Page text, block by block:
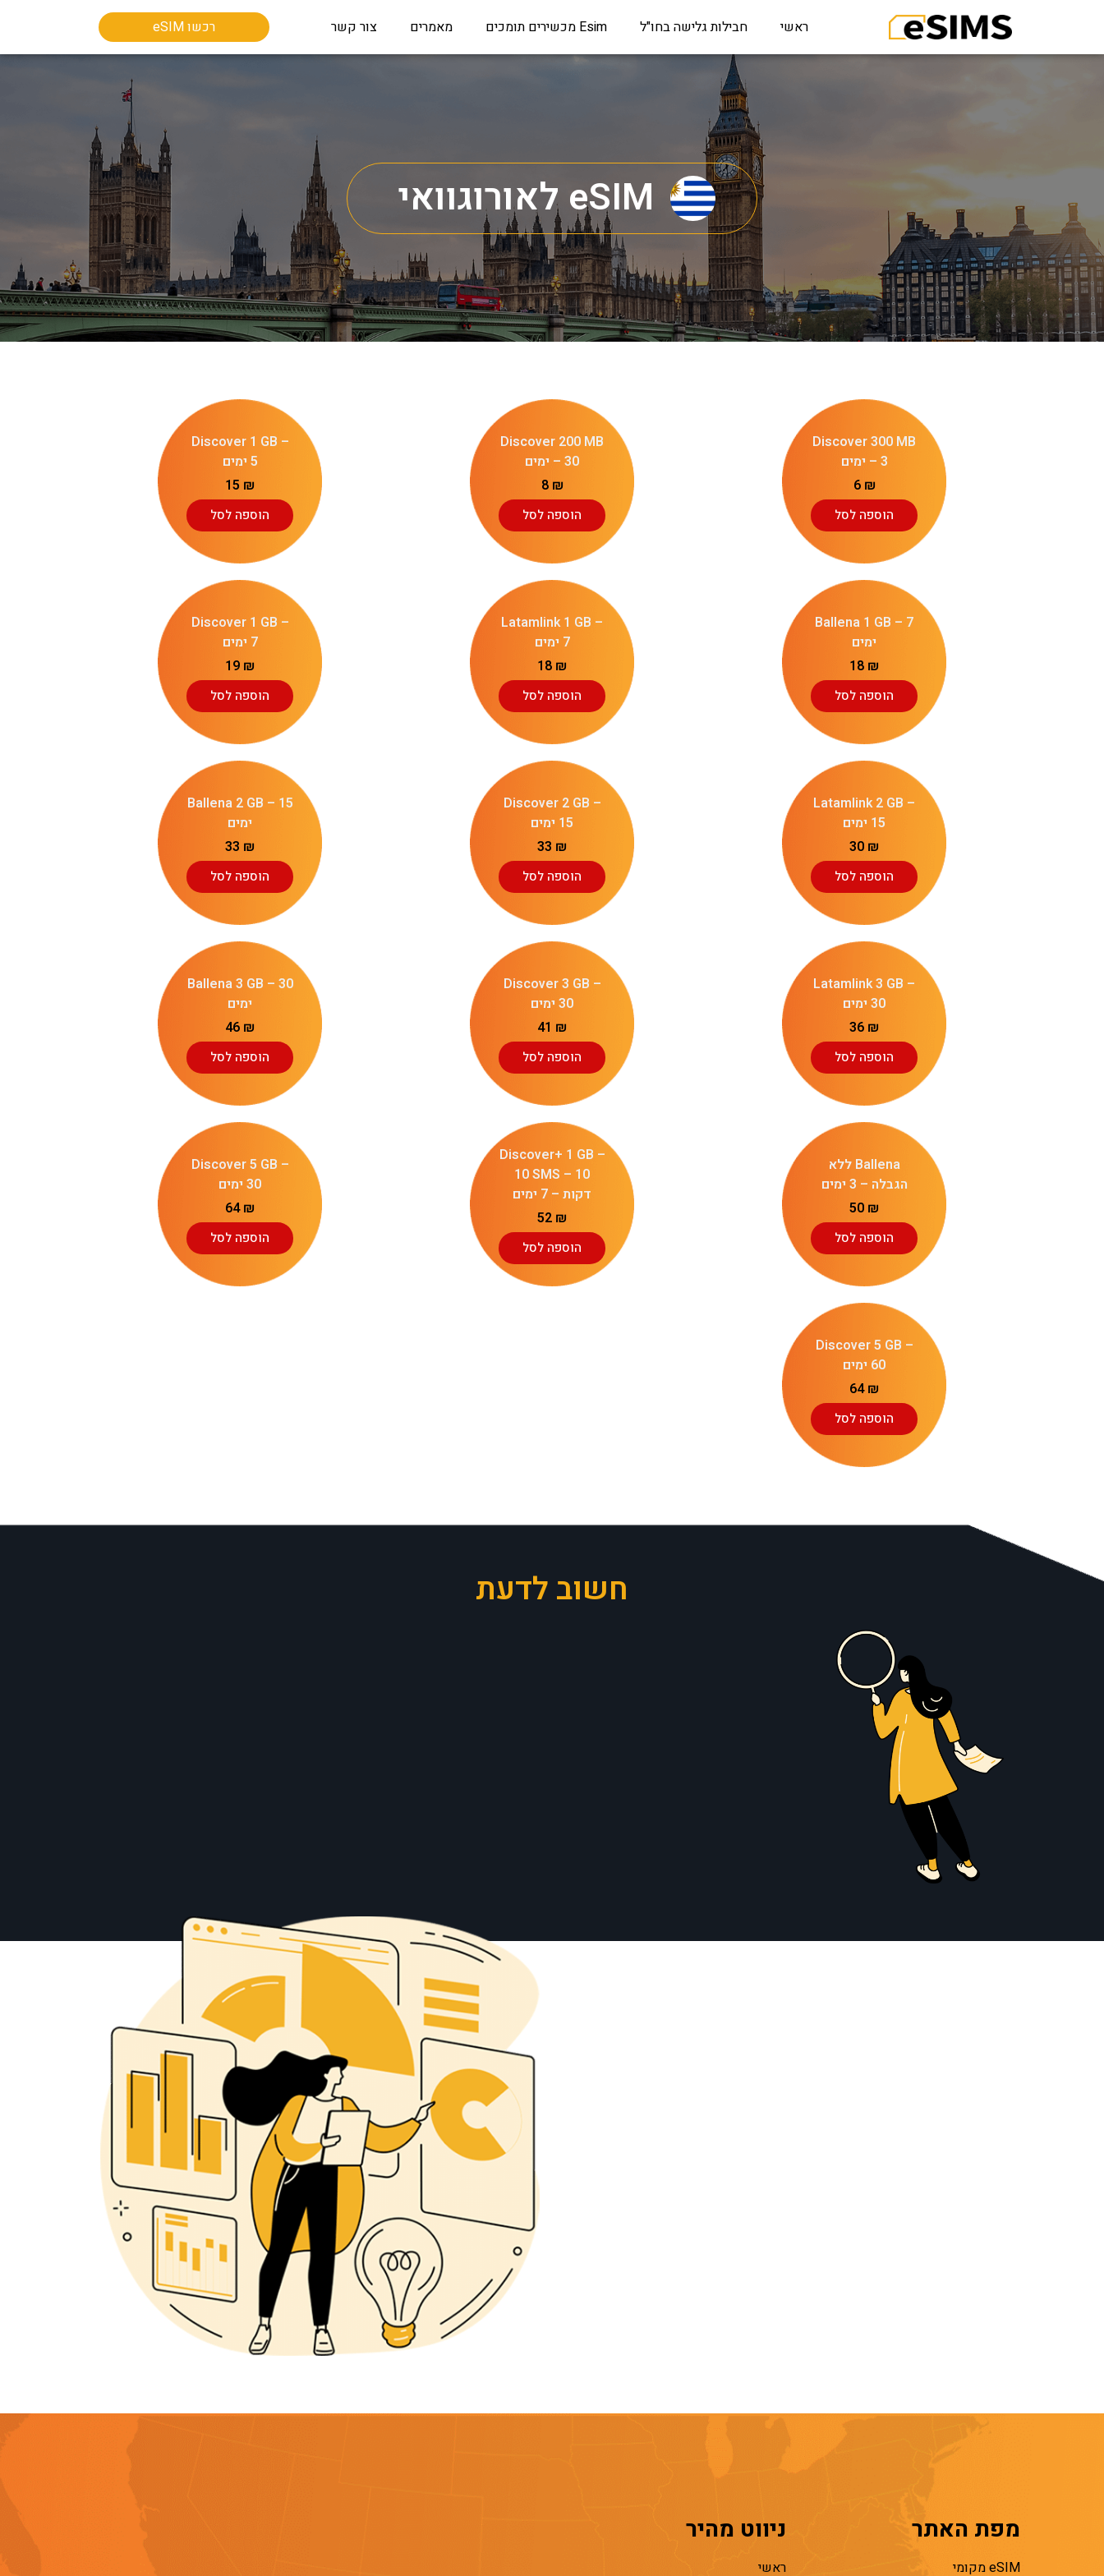
ראשי חבילות גלישה בחו"ל Esim מכשירים תומכים מאמרים צור קשר רכשו eSIM
eSIM לאורוגוואי
Discover 300 MB
– 3 ימים
6 ₪
הוספה לסל
Discover 200 MB
– 30 ימים
8 ₪
הוספה לסל
Discover 1 GB –
5 ימים
15 ₪
הוספה לסל
Ballena 1 GB – 7
ימים
18 ₪
הוספה לסל
Latamlink 1 GB –
7 ימים
18 ₪
הוספה לסל
Discover 1 GB –
7 ימים
19 ₪
הוספה לסל
Latamlink 2 GB –
15 ימים
30 ₪
הוספה לסל
Discover 2 GB –
15 ימים
33 ₪
הוספה לסל
Ballena 2 GB – 15
ימים
33 ₪
הוספה לסל
Latamlink 3 GB –
30 ימים
36 ₪
הוספה לסל
Discover 3 GB –
30 ימים
41 ₪
הוספה לסל
Ballena 3 GB – 30
ימים
46 ₪
הוספה לסל
Ballena ללא
הגבלה – 3 ימים
50 ₪
הוספה לסל
Discover+ 1 GB –
10 SMS – 10
דקות – 7 ימים
52 ₪
הוספה לסל
Discover 5 GB –
30 ימים
64₪
הוספה לסל
Discover 5 GB –
60 ימים
64₪
הוספה לסל
חשוב לדעת
מפת האתר
eSIM מקומי
ניווט מהיר
ראשי